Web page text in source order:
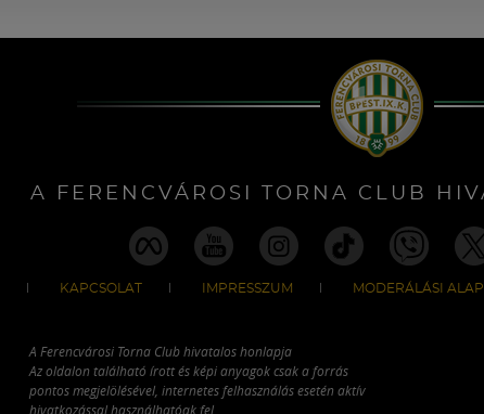
A FERENCVÁROSI TORNA CLUB
KAPCSOLAT IMPRESSZUM MODERÁLÁSI
A Ferencvárosi Torna Club hivatalos honlapja
Az oldalon található írott és képi anyagok csak a forrás
pontos megjelölésével, internetes felhasználás esetén aktív
hivatkozással használhatóak fel.